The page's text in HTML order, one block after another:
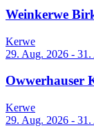
Weinkerwe
Kerwe
29. Aug. 2026 -
Owwerhauser
Kerwe
29. Aug. 2026 -